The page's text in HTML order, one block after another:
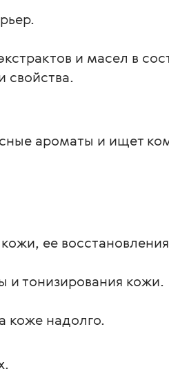
и масел в
свойства.
ароматы и ищет
ее
тонизирования кожи.
коже надолго.